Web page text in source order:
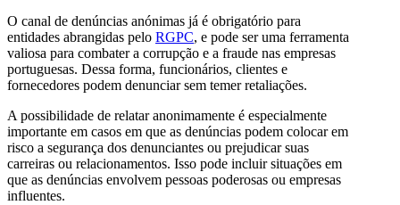
O canal de denúncias anónimas já é obrigatório para
entidades abrangidas pelo RGPC, e pode ser uma ferramenta
valiosa para combater a corrupção e a fraude nas empresas
portuguesas. Dessa forma, funcionários, clientes e
fornecedores podem denunciar sem temer retaliações.
A possibilidade de relatar anonimamente é especialmente
importante em casos em que as denúncias podem colocar em
risco a segurança dos denunciantes ou prejudicar suas
carreiras ou relacionamentos. Isso pode incluir situações em
que as denúncias envolvem pessoas poderosas ou empresas
influentes.